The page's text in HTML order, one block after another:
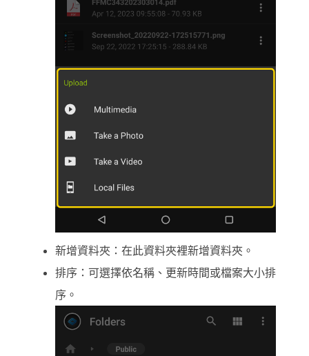
新增資料夾：在此資料夾裡新增資料夾。
排序：可選擇依名稱、更新時間或檔案大小排
序。